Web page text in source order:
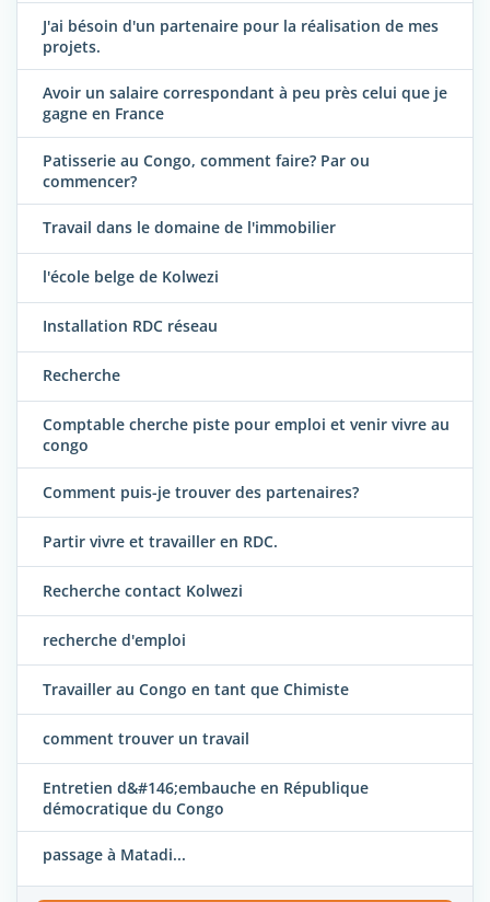
J'ai bésoin d'un partenaire pour la réalisation de mes
projets.
Avoir un salaire correspondant à peu près celui que je
gagne en France
Patisserie au Congo, comment faire? Par ou
commencer?
Travail dans le domaine de l'immobilier
l'école belge de Kolwezi
Installation RDC réseau
Recherche
Comptable cherche piste pour emploi et venir vivre au
congo
Comment puis-je trouver des partenaires?
Partir vivre et travailler en RDC.
Recherche contact Kolwezi
recherche d'emploi
Travailler au Congo en tant que Chimiste
comment trouver un travail
Entretien d&#146;embauche en République
démocratique du Congo
passage à Matadi...